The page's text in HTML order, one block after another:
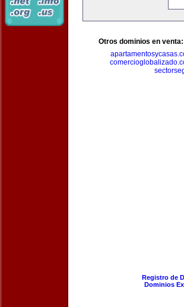
Otros dominios en venta:
Registro de
Dominios